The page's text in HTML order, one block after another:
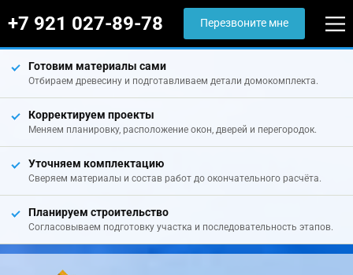
+7 921 027-89-78 Перезвоните мне
Готовим материалы сами
Отбираем древесину и подготавливаем детали домокомплекта.
Корректируем проекты
Меняем планировку, расположение окон, дверей и перегородок.
Уточняем комплектацию
Сверяем материалы и состав работ до окончательного расчёта.
Планируем строительство
Согласовываем подготовку участка и последовательность этапов.